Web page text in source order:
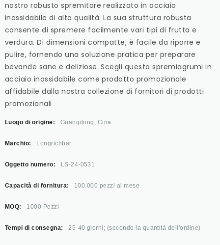
nostro robusto spremitore realizzato in acciaio
inossidabile di alta qualità. La sua struttura robusta
consente di spremere facilmente vari tipi di frutta e
verdura. Di dimensioni compatte, è facile da riporre e
pulire, fornendo una soluzione pratica per preparare
bevande sane e deliziose. Scegli questo spremiagrumi in
acciaio inossidabile come prodotto promozionale
affidabile dalla nostra collezione di fornitori di prodotti
promozionali
Luogo di origine: Guangdong, Cina
Marchio: Longrichbar
Oggetto numero: LS-24-0531
Capacità di fornitura: 100.000 pezzi al mese
MOQ: 1000 Pezzi
Tempi di consegna: 25-40 giorni; (secondo la quantità dell'ordine)